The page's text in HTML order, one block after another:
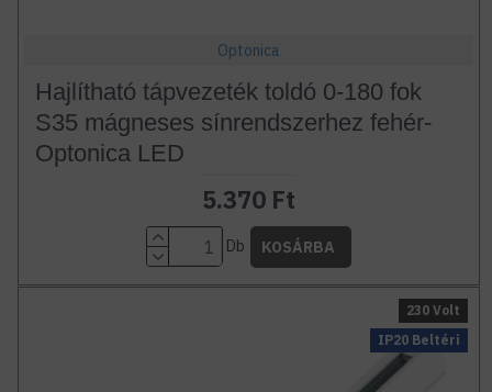
Optonica
Hajlítható tápvezeték toldó 0-180 fok
S35 mágneses sínrendszerhez fehér-
Optonica LED
5.370 Ft
Db KOSÁRBA
IP20 Beltéri
230 Volt